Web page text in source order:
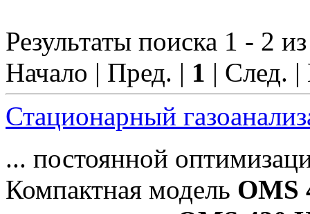
Результаты поиска 1 - 2
Начало | Пред. | 1 | След.
Стационарный
... постоянной
Компактная модель OMS